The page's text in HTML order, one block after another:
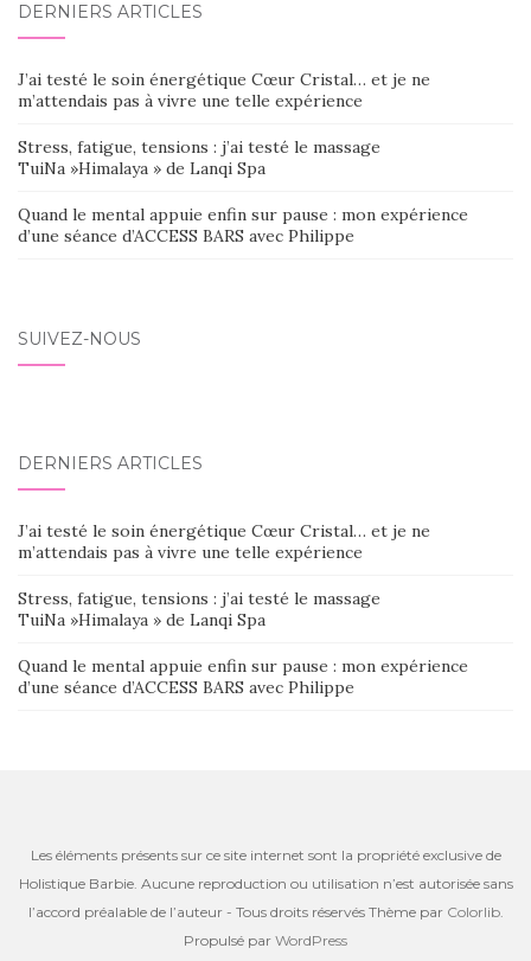
SEIN
DES
ARTICLES
DERNIERS ARTICLES
J’ai testé le soin énergétique Cœur Cristal… et je ne
m’attendais pas à vivre une telle expérience
Stress, fatigue, tensions : j’ai testé le massage
TuiNa »Himalaya » de Lanqi Spa
Quand le mental appuie enfin sur pause : mon expérience
d’une séance d’ACCESS BARS avec Philippe
SUIVEZ-NOUS
DERNIERS ARTICLES
J’ai testé le soin énergétique Cœur Cristal… et je ne
m’attendais pas à vivre une telle expérience
Stress, fatigue, tensions : j’ai testé le massage
TuiNa »Himalaya » de Lanqi Spa
Quand le mental appuie enfin sur pause : mon expérience
d’une séance d’ACCESS BARS avec Philippe
Les éléments présents sur ce site internet sont la propriété exclusive de
Holistique Barbie. Aucune reproduction ou utilisation n’est autorisée sans
l’accord préalable de l’auteur - Tous droits réservés Thème par Colorlib.
Propulsé par WordPress